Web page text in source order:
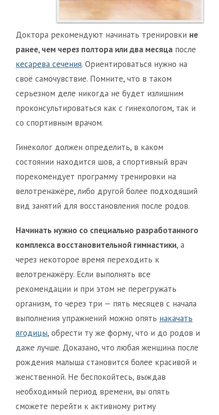
Доктора рекомендуют начинать тренировки не
ранее, чем через полтора или два месяца после
кесарева сечения. Ориентироваться нужно на
своё самочувствие. Помните, что в таком
серьезном деле никогда не будет излишним
проконсультироваться как с гинекологом, так и
со спортивным врачом.
Гинеколог должен определить, в каком
состоянии находится шов, а спортивный врач
порекомендует программу тренировки на
велотренажёре, либо другой более подходящий
вид занятий для восстановления после родов.
Начинать нужно со специально разработанного
комплекса восстановительной гимнастики, а
через некоторое время переходить к
велотренажёру. Если выполнять все
рекомендации и при этом не перегружать
организм, то через три — пять месяцев с начала
выполнения упражнений можно опять накачать
ягодицы, обрести ту же форму, что и до родов и
даже лучше. Доказано, что любая женщина после
рождения малыша становится более красивой и
женственной. Не беспокойтесь, выждав
необходимый период времени, вы опять
сможете перейти к активному ритму